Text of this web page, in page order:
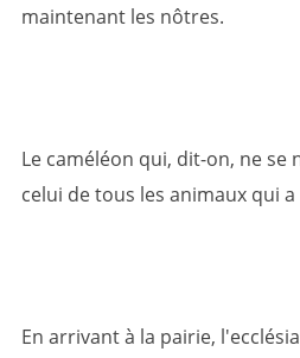
maintenant les nôtres.
Le caméléon qui, dit-on, ne
celui de tous les animaux qui
En arrivant à la pairie,